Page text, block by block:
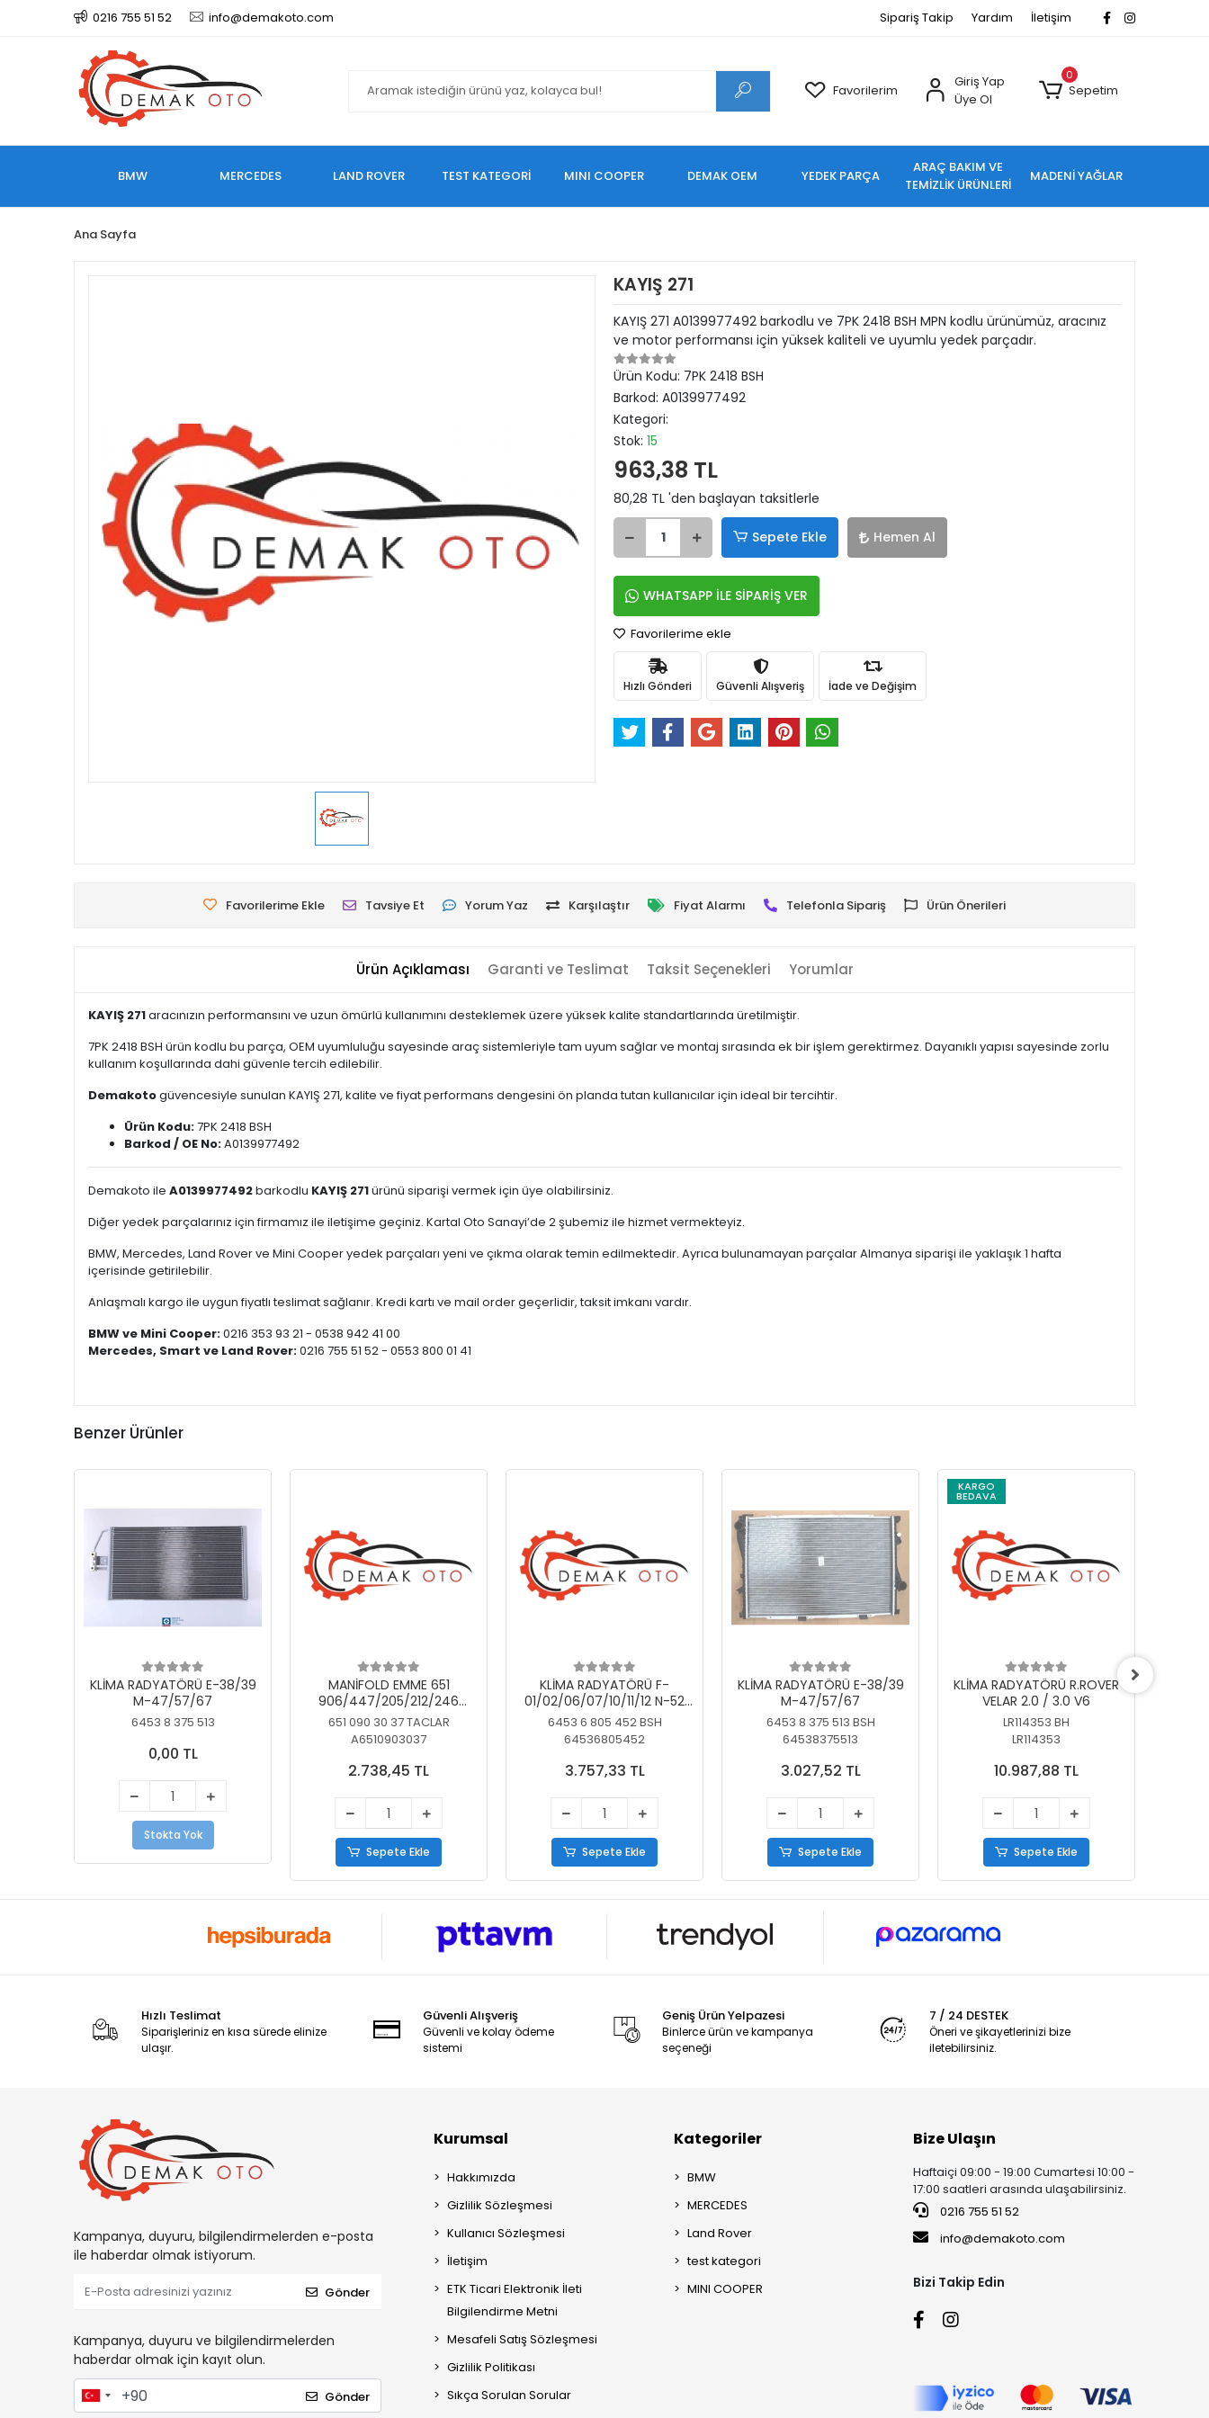
0216 755 51 52 info@demakoto.com Sipariş Takip Yardım İletişim
Favorilerim
Giriş Yap
Üye Ol
0
Sepetim
BMW MERCEDES LAND ROVER TEST KATEGORİ MINI COOPER DEMAK OEM YEDEK PARÇA
ARAÇ BAKIM VE
TEMİZLİK ÜRÜNLERİ
MADENİ YAĞLAR
Ana Sayfa
KAYIŞ 271
KAYIŞ 271 A0139977492 barkodlu ve 7PK 2418 BSH MPN kodlu ürünümüz, aracınız
ve motor performansı için yüksek kaliteli ve uyumlu yedek parçadır.
Ürün Kodu: 7PK 2418 BSH
Barkod: A0139977492
Kategori:
Stok: 15
963,38 TL
80,28 TL 'den başlayan taksitlerle
Sepete Ekle Hemen Al
WHATSAPP İLE SİPARİŞ VER
Favorilerime ekle
Hızlı Gönderi Güvenli Alışveriş İade ve Değişim
Favorilerime Ekle Tavsiye Et Yorum Yaz Karşılaştır Fiyat Alarmı Telefonla Sipariş Ürün Önerileri
Ürün Açıklaması Garanti ve Teslimat Taksit Seçenekleri Yorumlar
KAYIŞ 271aracınızın performansını ve uzun ömürlü kullanımını desteklemek üzere yüksek kalite standartlarında üretilmiştir.
7PK 2418 BSH ürün kodlu bu parça, OEM uyumluluğu sayesinde araç sistemleriyle tam uyum sağlar ve montaj sırasında ek bir işlem gerektirmez. Dayanıklı yapısı sayesinde zorlu
kullanım koşullarında dahi güvenle tercih edilebilir.
Demakotogüvencesiyle sunulan KAYIŞ 271, kalite ve fiyat performans dengesini ön planda tutan kullanıcılar için ideal bir tercihtir.
Ürün Kodu:7PK 2418 BSH
Barkod / OE No:A0139977492
Demakoto ile A0139977492barkodlu KAYIŞ 271ürünü siparişi vermek için üye olabilirsiniz.
Diğer yedek parçalarınız için firmamız ile iletişime geçiniz. Kartal Oto Sanayi’de 2 şubemiz ile hizmet vermekteyiz.
BMW, Mercedes, Land Rover ve Mini Cooper yedek parçaları yeni ve çıkma olarak temin edilmektedir. Ayrıca bulunamayan parçalar Almanya siparişi ile yaklaşık 1 hafta
içerisinde getirilebilir.
Anlaşmalı kargo ile uygun fiyatlı teslimat sağlanır. Kredi kartı ve mail order geçerlidir, taksit imkanı vardır.
BMW ve Mini Cooper:0216 353 93 21 - 0538 942 41 00
Mercedes, Smart ve Land Rover:0216 755 51 52 - 0553 800 01 41
Benzer Ürünler
KLİMA RADYATÖRÜ E-38/39
M-47/57/67
6453 8 375 513
0,00 TL
Stokta Yok
MANİFOLD EMME 651
906/447/205/212/246
KELEBEKSİZ
651 090 30 37 TACLAR
A6510903037
2.738,45 TL
Sepete Ekle
KLİMA RADYATÖRÜ F-
01/02/06/07/10/11/12 N-52
N/N-53/57/63
6453 6 805 452 BSH
64536805452
3.757,33 TL
Sepete Ekle
KLİMA RADYATÖRÜ E-38/39
M-47/57/67
6453 8 375 513 BSH
64538375513
3.027,52 TL
Sepete Ekle
KARGO
BEDAVA
KLİMA RADYATÖRÜ R.ROVER
VELAR 2.0 / 3.0 V6
LR114353 BH
LR114353
10.987,88 TL
Sepete Ekle
Hızlı Teslimat
Siparişleriniz en kısa sürede elinize
ulaşır.
Güvenli Alışveriş
Güvenli ve kolay ödeme
sistemi
Geniş Ürün Yelpazesi
Binlerce ürün ve kampanya
seçeneği
7 / 24 DESTEK
Öneri ve şikayetlerinizi bize
iletebilirsiniz.
Kampanya, duyuru, bilgilendirmelerden e-posta
ile haberdar olmak istiyorum.
Gönder
Kampanya, duyuru ve bilgilendirmelerden
haberdar olmak için kayıt olun.
Gönder
Kurumsal
Hakkımızda
Gizlilik Sözleşmesi
Kullanıcı Sözleşmesi
İletişim
ETK Ticari Elektronik İleti
Bilgilendirme Metni
Mesafeli Satış Sözleşmesi
Gizlilik Politikası
Sıkça Sorulan Sorular
Kategoriler
BMW
MERCEDES
Land Rover
test kategori
MINI COOPER
Bize Ulaşın
Haftaiçi 09:00 - 19:00 Cumartesi 10:00 -
17:00 saatleri arasında ulaşabilirsiniz.
0216 755 51 52
info@demakoto.com
Bizi Takip Edin